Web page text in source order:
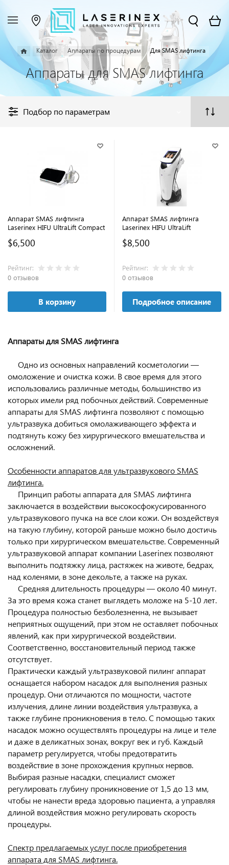
Каталог Аппараты по процедурам Для SMAS лифтинга
Аппараты для SMAS лифтинга
Подбор по параметрам
Аппарат SMAS лифтинга
Laserinex HIFU UltraLift Compact
$6,500
Рейтинг:
0 отзывов
В корзину
Аппарат SMAS лифтинга
Laserinex HIFU UltraLift
$8,500
Рейтинг:
0 отзывов
Подробное описание
Аппараты для SMAS лифтинга
Одно из основных направлений косметологии —
омоложение и очистка кожи. В свое время для этого
использовались различные методы, большинство из
которых имели ряд побочных действий. Современные
аппараты для SMAS лифтинга позволяют с помощью
ультразвука добиться омолаживающего эффекта и
подтянуть кожу без хирургического вмешательства и
осложнений.
Особенности аппаратов для ультразвукового SMAS
лифтинга.
Принцип работы аппарата для SMAS лифтинга
заключается в воздействии высокосфокусированного
ультразвукового пучка на все слои кожи. Он воздействуя
на такую глубину, которой раньше можно было достичь
только при хирургическом вмешательстве. Современный
ультразвуковой аппарат компании Laserinex позволяют
выполнить подтяжку лица, растяжек на животе, бедрах,
над коленями, в зоне декольте, а также на руках.
Средняя длительность процедуры — около 40 минут.
За это время кожа станет выглядеть моложе на 5-10 лет.
Процедура полностью безболезненна, не вызывает
неприятных ощущений, при этом не оставляет побочных
явлений, как при хирургической воздействии.
Соответственно, восстановительный период также
отсутствует.
Практически каждый ультразвуковой пилинг аппарат
оснащается набором насадок для выполнения разных
процедур. Они отличаются по мощности, частоте
излучения, длине линии воздействия ультразвука, а
также глубине проникновения в тело. С помощью таких
насадок можно осуществлять процедуры на лице и теле
и даже в деликатных зонах, вокруг век и губ. Каждый
параметр регулируется, чтобы предотвратить
воздействие в зоне прохождения крупных нервов.
Выбирая разные насадки, специалист сможет
регулировать глубину проникновение от 1,5 до 13 мм,
чтобы не нанести вреда здоровью пациента, а управляя
длиной воздействия можно регулировать скорость
процедуры.
Спектр предлагаемых услуг после приобретения
аппарата для SMAS лифтинга.